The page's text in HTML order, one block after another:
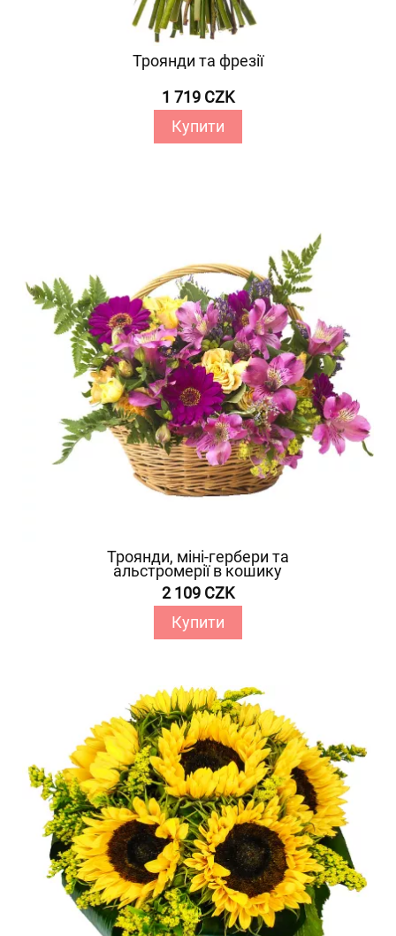
Троянди та фрезії
1 719 CZK
Купити
Троянди, міні-гербери та
альстромерії в кошику
2 109 CZK
Купити